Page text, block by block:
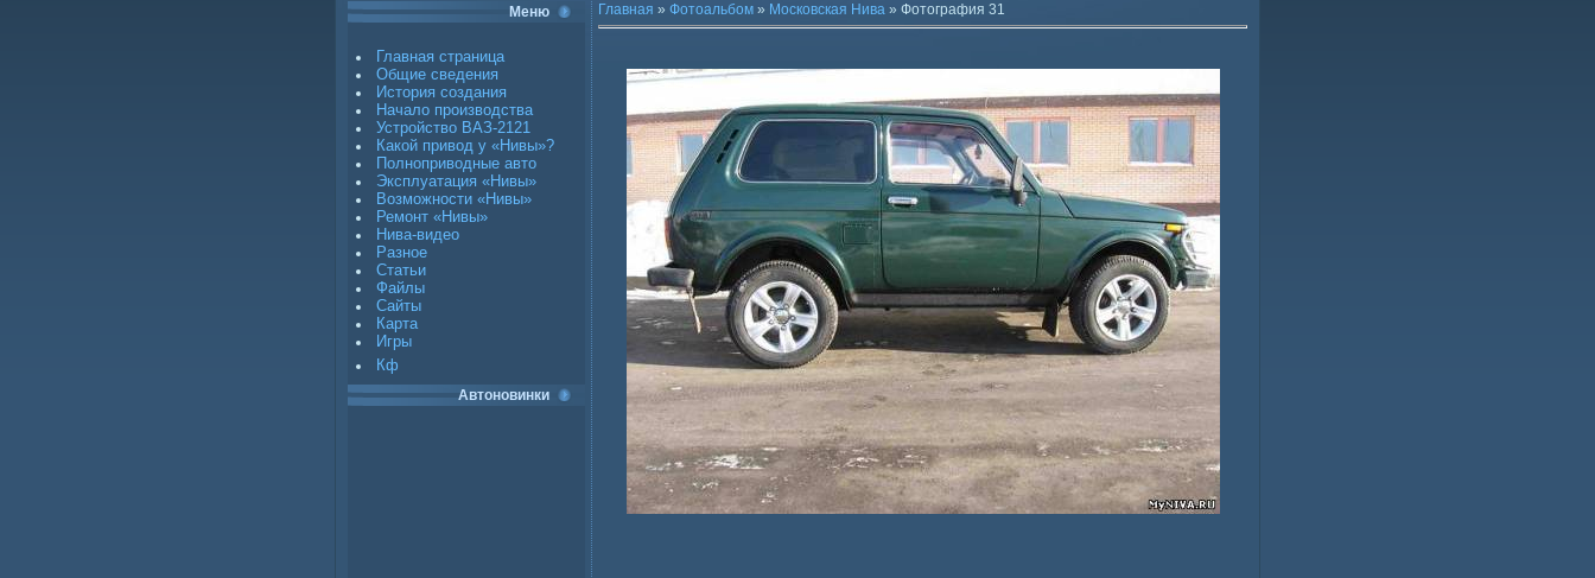
Меню
Главная страница
Общие сведения
История создания
Начало производства
Устройство ВАЗ-2121
Какой привод у «Нивы»?
Полноприводные авто
Эксплуатация «Нивы»
Возможности «Нивы»
Ремонт «Нивы»
Нива-видео
Разное
Статьи
Файлы
Сайты
Карта
Игры
Кф
Автоновинки
Главная » Фотоальбом » Московская Нива » Фотография 31